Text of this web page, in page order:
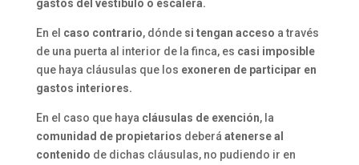
gastos del vestíbulo o escalera.
En el caso contrario, dónde si tengan acceso a través
de una puerta al interior de la finca, es casi imposible
que haya cláusulas que los exoneren de participar en
gastos interiores.
En el caso que haya cláusulas de exención, la
comunidad de propietarios deberá atenerse al
contenido de dichas cláusulas, no pudiendo ir en